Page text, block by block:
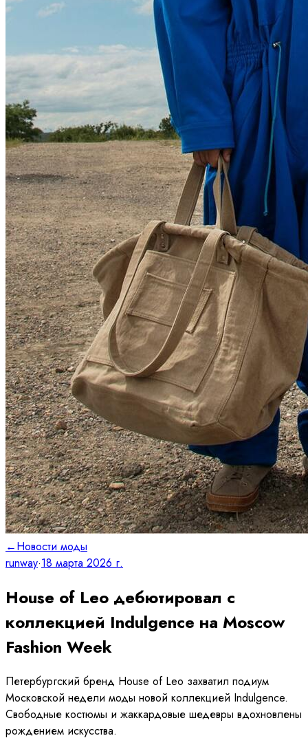
←Новости моды
runway·18 марта 2026 г.
House of Leo дебютировал с
коллекцией Indulgence на Moscow
Fashion Week
Петербургский бренд House of Leo захватил подиум
Московской недели моды новой коллекцией Indulgence.
Свободные костюмы и жаккардовые шедевры вдохновлены
рождением искусства.